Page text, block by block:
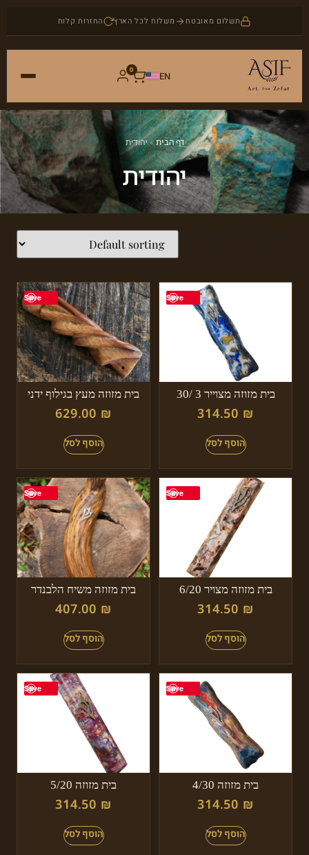
תשלום מאובטח משלוח לכל הארץ החזרות קלות
EN
0
ראשי
חנות
אמנות
אבני חן
אודות
דף הבית»יהודית
יהודית
Save
בית מזוזה מצוייר 3 /30
314.50 ₪
Save
בית מזוזה מעץ בגילוף ידני
629.00 ₪
Save
בית מזוזה מצויר 6/20
314.50 ₪
Save
בית מזוזה משיח הלבנדר
407.00 ₪
Save
בית מזוזה 4/30
314.50 ₪
Save
בית מזוזה 5/20
314.50 ₪